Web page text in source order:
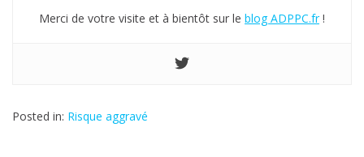
Merci de votre visite et à bientôt sur le blog ADPPC.fr!
Posted in: Risque aggravé